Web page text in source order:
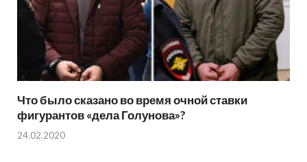
Что было сказано во время очной ставки
фигурантов «дела Голунова»?
24.02.2020